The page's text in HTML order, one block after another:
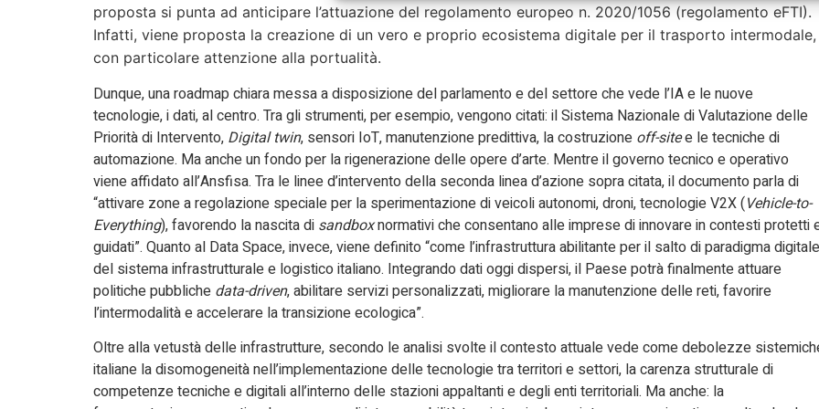
proposta si punta ad anticipare l’attuazione del regolamento europeo n. 2020/1056 (regolamento eFTI).
Infatti, viene proposta la creazione di un vero e proprio ecosistema digitale per il trasporto intermodale,
con particolare attenzione alla portualità.
Dunque, una roadmap chiara messa a disposizione del parlamento e del settore che vede l’IA e le nuove
tecnologie, i dati, al centro. Tra gli strumenti, per esempio, vengono citati: il Sistema Nazionale di Valutazione delle
Priorità di Intervento, Digital twin, sensori IoT, manutenzione predittiva, la costruzione off-sitee le tecniche di
automazione. Ma anche un fondo per la rigenerazione delle opere d’arte. Mentre il governo tecnico e operativo
viene affidato all’Ansfisa. Tra le linee d’intervento della seconda linea d’azione sopra citata, il documento parla di
“attivare zone a regolazione speciale per la sperimentazione di veicoli autonomi, droni, tecnologie V2X (Vehicle-to-
Everything), favorendo la nascita di sandboxnormativi che consentano alle imprese di innovare in contesti protetti
guidati”. Quanto al Data Space, invece, viene definito “come l’infrastruttura abilitante per il salto di paradigma digitale
del sistema infrastrutturale e logistico italiano. Integrando dati oggi dispersi, il Paese potrà finalmente attuare
politiche pubbliche data-driven, abilitare servizi personalizzati, migliorare la manutenzione delle reti, favorire
l’intermodalità e accelerare la transizione ecologica”.
Oltre alla vetustà delle infrastrutture, secondo le analisi svolte il contesto attuale vede come debolezze
italiane la disomogeneità nell’implementazione delle tecnologie tra territori e settori, la carenza strutturale di
competenze tecniche e digitali all’interno delle stazioni appaltanti e degli enti territoriali. Ma anche: la